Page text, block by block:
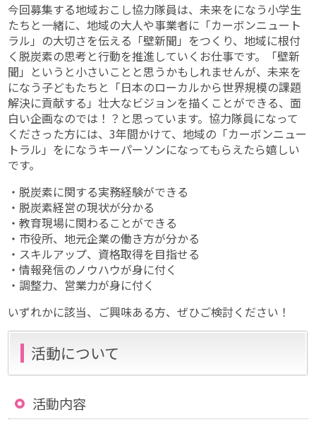
今回募集する地域おこし協力隊員は、未来をになう小学生
たちと一緒に、地域の大人や事業者に「カーボンニュート
ラル」の大切さを伝える「壁新聞」をつくり、地域に根付
く脱炭素の思考と行動を推進していくお仕事です。「壁新
聞」というと小さいことと思うかもしれませんが、未来を
になう子どもたちと「日本のローカルから世界規模の課題
解決に貢献する」壮大なビジョンを描くことができる、面
白い企画なのでは！？と思っています。協力隊員になって
くださった方には、3年間かけて、地域の「カーボンニュー
トラル」をになうキーパーソンになってもらえたら嬉しい
です。
・脱炭素に関する実務経験ができる
・脱炭素経営の現状が分かる
・教育現場に関わることができる
・市役所、地元企業の働き方が分かる
・スキルアップ、資格取得を目指せる
・情報発信のノウハウが身に付く
・調整力、営業力が身に付く
いずれかに該当、ご興味ある方、ぜひご検討ください！
活動について
活動内容